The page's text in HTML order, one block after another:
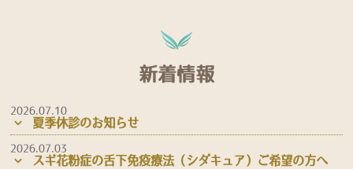
新着情報
2026.07.10
夏季休診のお知らせ
2026.07.03
スギ花粉症の舌下免疫療法（シダキュア）ご希望の方へ